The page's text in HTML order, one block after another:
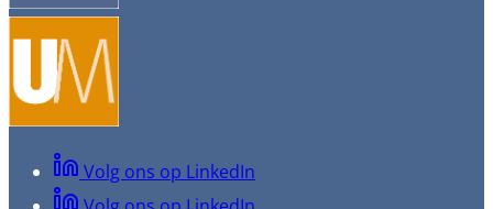
Volg ons op LinkedIn